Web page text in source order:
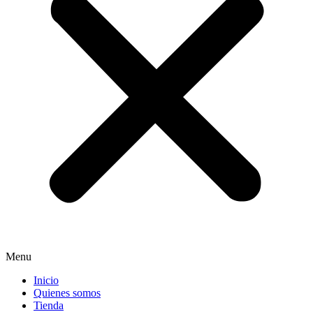
Menu
Inicio
Quienes somos
Tienda